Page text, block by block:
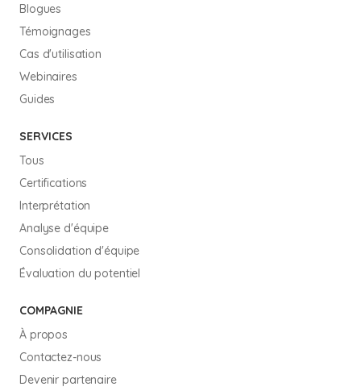
Blogues
Témoignages
Cas d'utilisation
Webinaires
Guides
SERVICES
Tous
Certifications
Interprétation
Analyse d'équipe
Consolidation d'équipe
Évaluation du potentiel
COMPAGNIE
À propos
Contactez-nous
Devenir partenaire